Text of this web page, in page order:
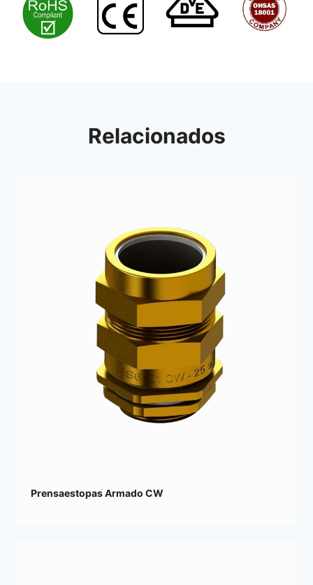
Relacionados
Prensaestopas Armado CW